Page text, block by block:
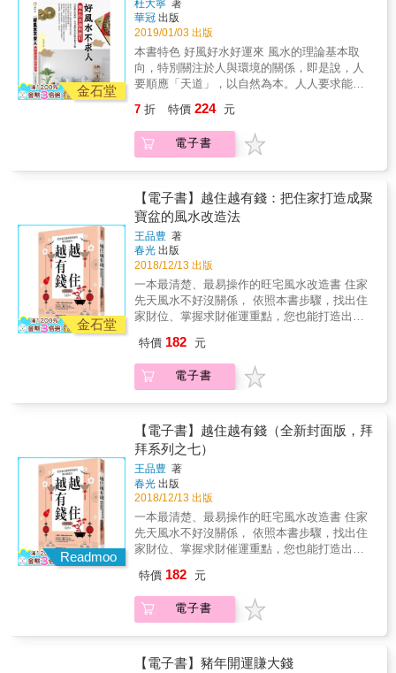
業。 本書特色 ●謝沅瑾老師不藏私奉獻風水密
技，提供詳細又專業的風水建議。 ●清楚的版
面配置，搭配現場實景圖及圖解，連小孩子都
看得懂。 ●從認識財位開始，運用添財法寶、
化解漏財煞氣，按部就班改善居家風水。 ●提
供真實風水案例，並以科學實證輔助，讓風水
不再只是紙上談兵。
金石堂
杜大寧 著
華冠 出版
2019/01/03 出版
本書特色 好風好水好運來 風水的理論基本取
向，特別關注於人與環境的關係，即是說，人
要順應「天道」，以自然為本。人人要求能平
的態度去偽存鎮，去粗取精，求同存異，以正
確的思想研究利用和發展我國的傳統文化精
髓。 && & 風水學是中華民族五千年文化的瑰
等多學科理論與中國傳統風水理論的結合。其
宗旨是審慎周密地考察、瞭解自然環境，利用
和改造自然，創造良好的居住環境，贏得最佳
的天時地利與人和的至善境界。
7 折 特價 224 元
電子書
金石堂
【電子書】越住越有錢：把住家打造成聚
寶盆的風水改造法
王品豊 著
春光 出版
2018/12/13 出版
一本最清楚、最易操作的旺宅風水改造書 住家
先天風水不好沒關係， 依照本書步驟，找出住
家財位、掌握求財催運重點，您也能打造出聚
好，就像塞住的水管一樣，不僅前途受阻，
「錢途」更是暗淡無光。 唯有讓屋內氣場重新
運轉，運勢才能再次啟動，住家才能發揮聚寶
臟，強化求財動力 依照催運步驟，引動住家聚
財能量 房屋坐向不對真的會影響財運嗎？ 我的
住家財位在哪裡？怎麼布置才對？ 如果財位格
局不好，怎麼改造才能越住越有錢？ 除了風水
改造，購屋前的風水判斷更重要，好宅的判
別、屋內各空間的強化重點、沖煞的化解辦法
等等，皆以重點說明和真實案例，為您解除風
水疑惑、引動好宅能量，無論是住在公寓、華
廈、或是套房中的您，都能打造旺宅好風水，
特價 182 元
電子書
Readmoo
【電子書】越住越有錢（全新封面版，拜
拜系列之七）
王品豊 著
春光 出版
2018/12/13 出版
一本最清楚、最易操作的旺宅風水改造書 住家
先天風水不好沒關係， 依照本書步驟，找出住
家財位、掌握求財催運重點，您也能打造出聚
好，就像塞住的水管一樣，不僅前途受阻，
「錢途」更是暗淡無光。 唯有讓屋內氣場重新
運轉，運勢才能再次啟動，住家才能發揮聚寶
臟，強化求財動力 依照催運步驟，引動住家聚
特價 182 元
電子書
【電子書】豬年開運賺大錢